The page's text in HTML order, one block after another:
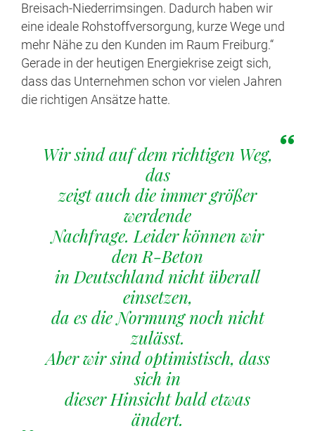
Breisach-Niederrimsingen. Dadurch haben wir
eine ideale Rohstoffversorgung, kurze Wege und
mehr Nähe zu den Kunden im Raum Freiburg.“
Gerade in der heutigen Energiekrise zeigt sich,
dass das Unternehmen schon vor vielen Jahren
die richtigen Ansätze hatte.
Wir sind auf dem richtigen Weg,
das
zeigt auch die immer größer
werdende
Nachfrage. Leider können wir
den R-Beton
in Deutschland nicht überall
einsetzen,
da es die Normung noch nicht
zulässt.
Aber wir sind optimistisch, dass
sich in
dieser Hinsicht bald etwas
ändert.